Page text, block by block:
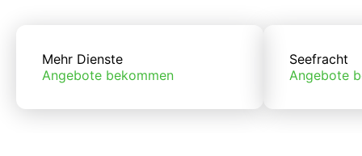
Mehr Dienste
Angebote bekommen
Seefracht
Angebote